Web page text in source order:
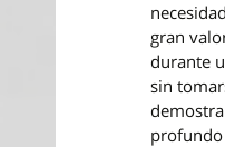
gran
durante
sin